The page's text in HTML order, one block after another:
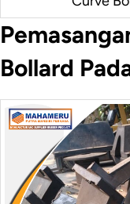
Bollard